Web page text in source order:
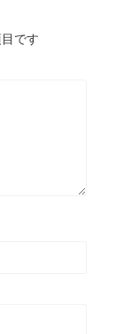
です